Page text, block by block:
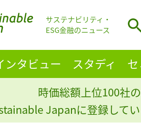
サステナビリティ・
ESG金融のニュース
ンタビュー スタディ
時価総額上位100社
Japanに登録して